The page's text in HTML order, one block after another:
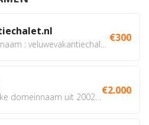
€300
€2.000